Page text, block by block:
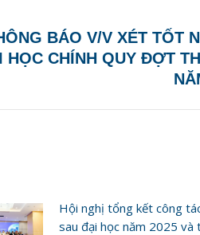
BÁO V/V XÉT TỐT
HỌC CHÍNH QUY ĐỢT
Hội nghị tổng kết công
sau đại học năm 2025 và